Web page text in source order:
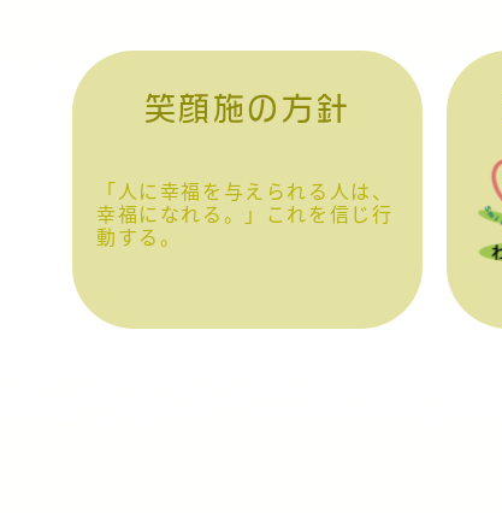
笑顔施の方針
「人に幸福を与えられる人は、
幸福になれる。」これを信じ行
動する。